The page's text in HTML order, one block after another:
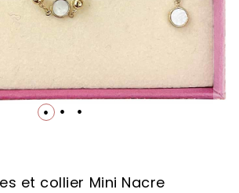
et collier Mini Nacre